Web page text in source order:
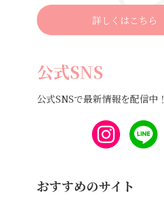
詳しくはこちら
公式SNS
公式SNSで最新情報を配信中！
おすすめのサイト